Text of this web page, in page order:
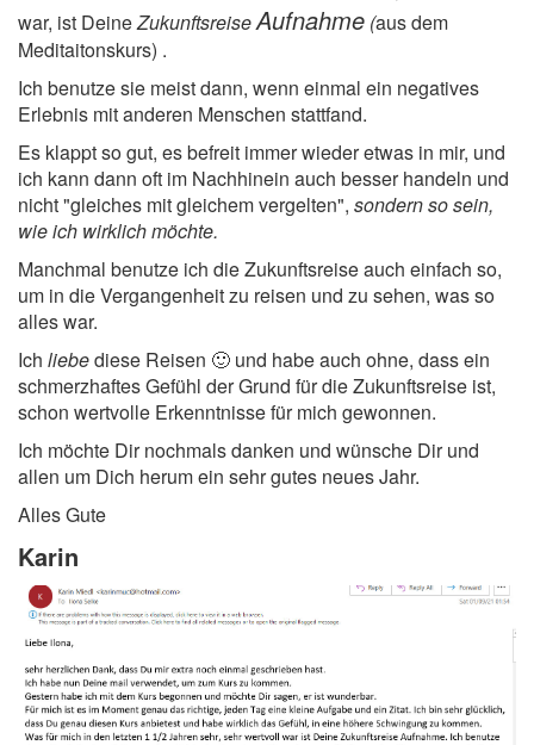
war, ist DeineZukunftsreiseAufnahme (aus dem
Meditaitonskurs) .
Ich benutze sie meist dann, wenn einmal ein negatives
Erlebnis mit anderen Menschen stattfand.
Es klappt so gut, es befreit immer wieder etwas in mir, und
ich kann dann oft im Nachhinein auch besser handeln und
nicht "gleiches mit gleichem vergelten", sondern so sein,
wie ich wirklich möchte.
Manchmal benutze ich die Zukunftsreise auch einfach so,
um in die Vergangenheit zu reisen und zu sehen, was so
alles war.
Ich liebediese Reisen 🙂 und habe auch ohne, dass ein
schmerzhaftes Gefühl der Grund für die Zukunftsreise ist,
schon wertvolle Erkenntnisse für mich gewonnen.
Ich möchte Dir nochmals danken und wünsche Dir und
allen um Dich herum ein sehr gutes neues Jahr.
Alles Gute
Karin